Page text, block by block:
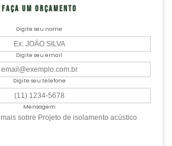
FAÇA UM ORÇAMENTO
Digite seu nome
Digite seu email
Digite seu telefone
Mensagem